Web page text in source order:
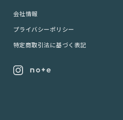
会社情報
プライバシーポリシー
特定商取引法に基づく表記